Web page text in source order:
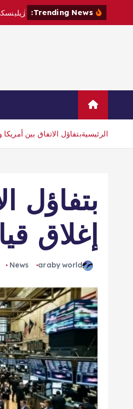
ز يلينسك
الرئيسيةبتفاؤل الاتفاق بين
بتفاؤل
إغلاق
araby world
News